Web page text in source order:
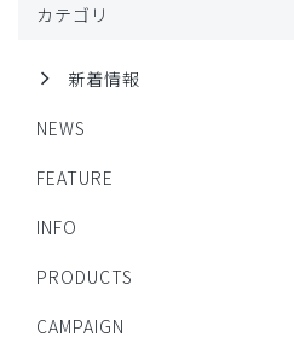
カテゴリ
新着情報
NEWS
FEATURE
INFO
PRODUCTS
CAMPAIGN